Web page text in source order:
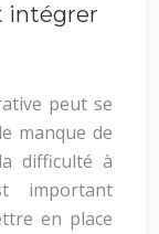
intégrer
peut se
manque de
difficulté à
important
en place